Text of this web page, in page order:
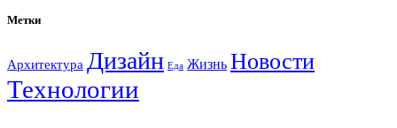
Метки
Архитектура Дизайн Еда Жизнь Новости
Технологии